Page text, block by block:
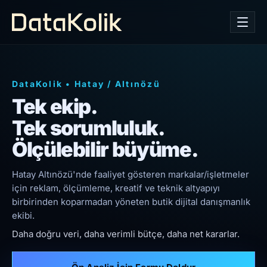
DataKolik • Hatay / Altınözü
Tek ekip.
Tek sorumluluk.
Ölçülebilir büyüme.
Hatay Altınözü'nde faaliyet gösteren markalar/işletmeler
için reklam, ölçümleme, kreatif ve teknik altyapıyı
birbirinden koparmadan yöneten butik dijital danışmanlık
ekibi.
Daha doğru veri, daha verimli bütçe, daha net kararlar.